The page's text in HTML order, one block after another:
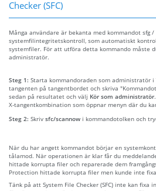
Checker (SFC)
Många användare är bekanta med kommandot sfg /
systemfilintegritetskontroll, som automatiskt
systemfiler. För att utföra detta kommando måste
administratör.
Steg 1: Starta kommandoraden som administratör
tangenten på tangentbordet och skriva
sedan på resultatet och välj Kör som administratör
X-tangentkombination som öppnar menyn där du
Steg 2: Skriv sfc/scannow i kommandotolken och
När du har angett kommandot börjar en
tålamod. När operationen är klar får du
hittade korrupta filer och reparerade dem
Protection hittade korrupta filer men kunde inte fixa
Tänk på att System File Checker (SFC) inte kan